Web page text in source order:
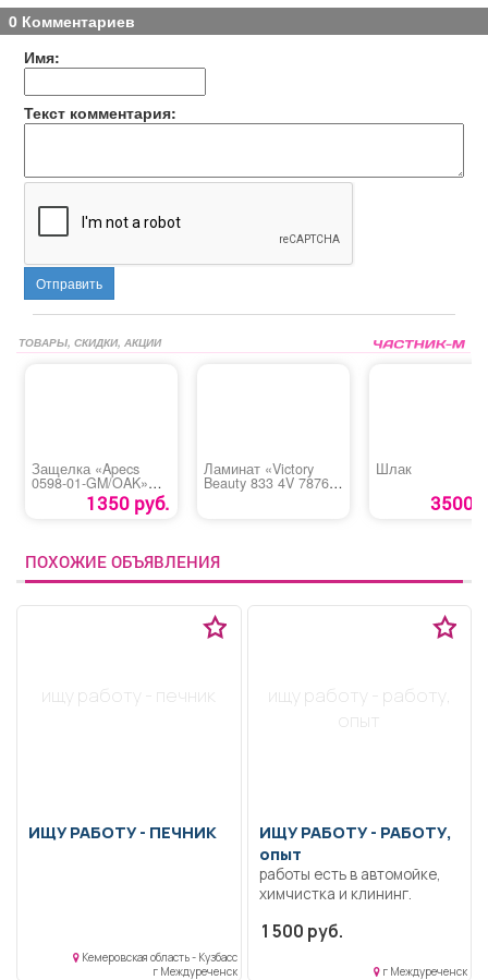
0 Комментариев
Имя:
Текст комментария:
Отправить
ТОВАРЫ, СКИДКИ, АКЦИИ
Защелка «Apecs
0598-01-GM/OAK»
(598-01-WH/GM)
1350 руб.
Ламинат «Victory
Beauty 833 4V 7876
Дуб парящий»
Шлак
3500
ПОХОЖИЕ ОБЪЯВЛЕНИЯ
ищу работу - печник
ИЩУ РАБОТУ - ПЕЧНИК
Кемеровская область - Кузбасс
г Междуреченск
ищу работу - работу,
опыт
ИЩУ РАБОТУ - РАБОТУ,
опыт
работы есть в автомойке,
химчистка и клининг.
1 500 руб.
г Междуреченск